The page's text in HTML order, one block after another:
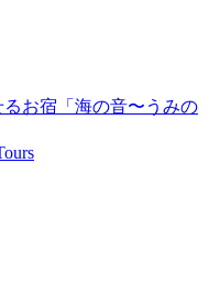
お宿「海の音〜うみの